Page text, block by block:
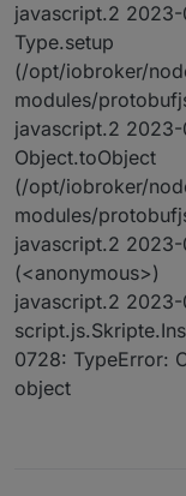
javascript.2
Type.setup
(/opt/iobroker/
modules/
javascript.2
Object.toObject
(/opt/iobroker/
modules/
javascript.2
(<anonymous>)
javascript.2
0728: TypeError:
object